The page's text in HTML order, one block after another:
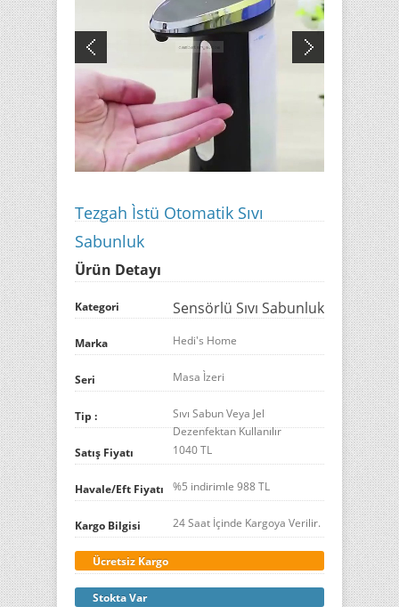
Tezgah Ìstü Otomatik Sıvı
Sabunluk
Ürün Detayı
Kategori Sensörlü Sıvı Sabunluk
Marka Hedi's Home
Seri Masa Ìzeri
Tip :
Sıvı Sabun Veya Jel
Dezenfektan Kullanılır
Satış Fiyatı
1040 TL
Havale/Eft Fiyatı %5 indirimle 988TL
Kargo Bilgisi 24 Saat İçinde Kargoya Verilir.
Ücretsiz Kargo
Stokta Var